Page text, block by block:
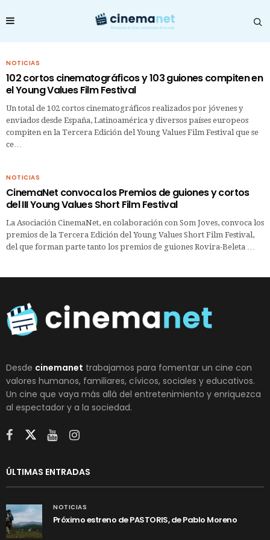
NOTICIAS
102 cortos cinematográficos y 103 guiones compiten en
el Young Values Film Festival
Un total de 102 cortos cinematográficos realizados por jóvenes y
enviados desde España, Latinoamérica y diversos países europeos
compiten en la Tercera Edición del Young Values Film Festival que se
ce…
NOTICIAS
CinemaNet convoca los Premios de guiones y cortos
del III Young Values Short Film Festival
La Asociación CinemaNet, en colaboración con Som Joves, convoca los
premios de la Tercera Edición del Young Values Short Film Festival,
del que forman parte tanto los premios de guiones Rovira-Beleta …
Desde cinemanet trabajamos para fomentar un cine con
valores humanos, familiares, cívicos, sociales y educativos.
Un cine que vaya más allá del entretenimiento y enriquezca
al espectador y a la sociedad.
ÚLTIMAS ENTRADAS
NOTICIAS
Próximo estreno de PASTORIS, de Pablo Moreno